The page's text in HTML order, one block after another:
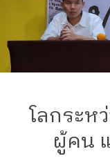
โลกระห
ผู้คน